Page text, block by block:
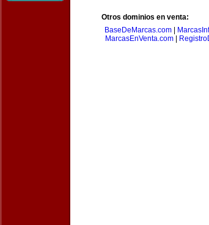
Otros dominios en venta:
BaseDeMarcas.com|
MarcasEnVenta.com